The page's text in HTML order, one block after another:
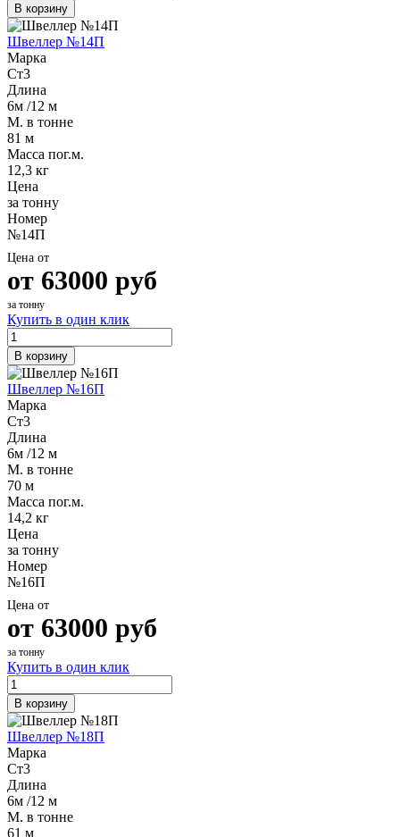
В корзину
Швеллер №14П
Марка
Ст3
Длина
6м /12 м
М. в тонне
81 м
Масса пог.м.
12,3 кг
Цена
за тонну
Номер
№14П
Цена от
от 63000 руб
за тонну
Купить в один клик
В корзину
Швеллер №16П
Марка
Ст3
Длина
6м /12 м
М. в тонне
70 м
Масса пог.м.
14,2 кг
Цена
за тонну
Номер
№16П
Цена от
от 63000 руб
за тонну
Купить в один клик
В корзину
Швеллер №18П
Марка
Ст3
Длина
6м /12 м
М. в тонне
61 м